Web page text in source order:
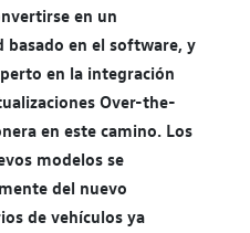
en un
en el software, y
en la integración
Over-the-
en este camino. Los
modelos se
del nuevo
de vehículos ya